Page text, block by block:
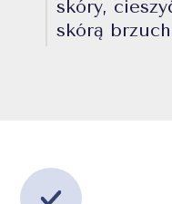
skóry,
skórą